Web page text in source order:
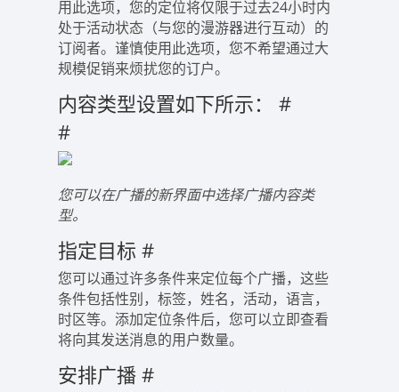
用此选项，您的定位将仅限于过去24小时内
处于活动状态（与您的漫游器进行互动）的
订阅者。谨慎使用此选项，您不希望通过大
规模促销来烦扰您的订户。
内容类型设置如下所示： #
#
您可以在广播的新界面中选择广播内容类
型。
指定目标 #
您可以通过许多条件来定位每个广播，这些
条件包括性别，标签，姓名，活动，语言，
时区等。添加定位条件后，您可以立即查看
将向其发送消息的用户数量。
安排广播 #